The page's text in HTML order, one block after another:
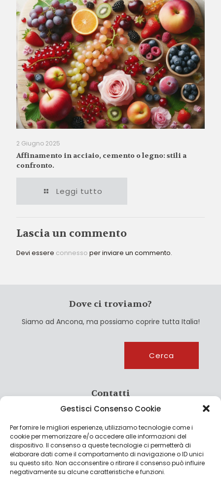
Gestisci Consenso Cookie
Per fornire le migliori esperienze, utilizziamo tecnologie come i
cookie per memorizzare e/o accedere alle informazioni del
dispositivo. Il consenso a queste tecnologie ci permetterà di
elaborare dati come il comportamento di navigazione o ID unici
su questo sito. Non acconsentire o ritirare il consenso può influire
negativamente su alcune caratteristiche e funzioni.
2 Giugno 2025
Affinamento in acciaio, cemento o legno: stili a
confronto.
Leggi tutto
Lascia un commento
Devi essere connesso per inviare un commento.
Dove ci troviamo?
Siamo ad Ancona, ma possiamo coprire tutta Italia!
Cerca
Contatti
info@culturagroalimentare.com
Note legali
Privacy Policy